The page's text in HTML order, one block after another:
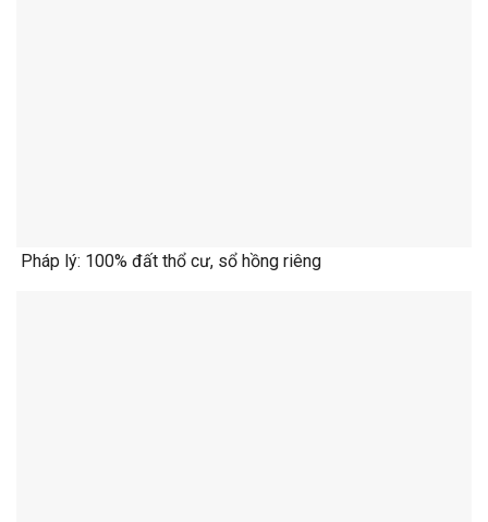
Pháp lý: 100% đất thổ cư, sổ hồng riêng